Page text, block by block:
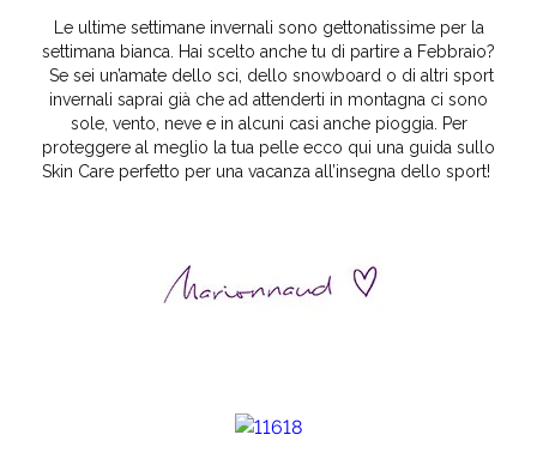
Le ultime settimane invernali sono gettonatissime per la
settimana bianca. Hai scelto anche tu di partire a Febbraio?
Se sei un’amate dello sci, dello snowboard o di altri sport
invernali saprai già che ad attenderti in montagna ci sono
sole, vento, neve e in alcuni casi anche pioggia. Per
proteggere al meglio la tua pelle ecco qui una guida sullo
Skin Care perfetto per una vacanza all’insegna dello sport!